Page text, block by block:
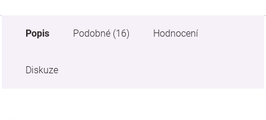
Popis Podobné (16) Hodnocení
Diskuze